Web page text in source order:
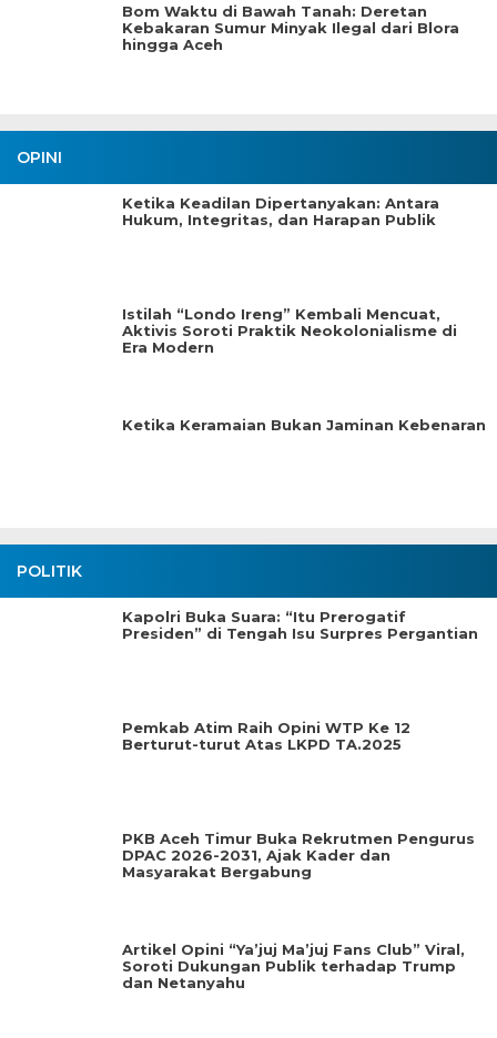
Bom Waktu di Bawah Tanah: Deretan
Kebakaran Sumur Minyak Ilegal dari Blora
hingga Aceh
OPINI
Ketika Keadilan Dipertanyakan: Antara
Hukum, Integritas, dan Harapan Publik
Istilah “Londo Ireng” Kembali Mencuat,
Aktivis Soroti Praktik Neokolonialisme di
Era Modern
Ketika Keramaian Bukan Jaminan Kebenaran
POLITIK
Kapolri Buka Suara: “Itu Prerogatif
Presiden” di Tengah Isu Surpres Pergantian
Pemkab Atim Raih Opini WTP Ke 12
Berturut-turut Atas LKPD TA.2025
PKB Aceh Timur Buka Rekrutmen Pengurus
DPAC 2026-2031, Ajak Kader dan
Masyarakat Bergabung
Artikel Opini “Ya’juj Ma’juj Fans Club” Viral,
Soroti Dukungan Publik terhadap Trump
dan Netanyahu